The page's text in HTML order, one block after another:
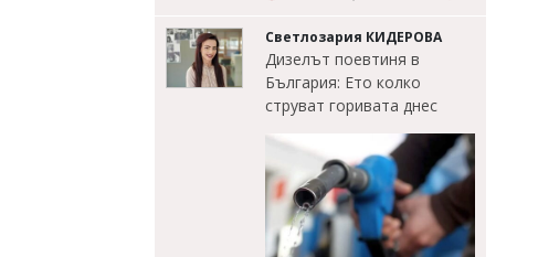
Светлозария КИДЕРОВА
Дизелът поевтиня в
България: Ето колко
струват горивата днес